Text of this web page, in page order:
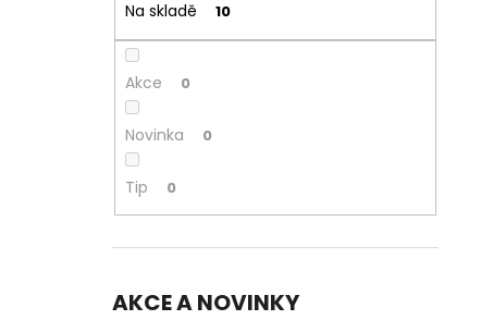
Na skladě 10
Akce 0
Novinka 0
Tip 0
AKCE A NOVINKY
350 Kč